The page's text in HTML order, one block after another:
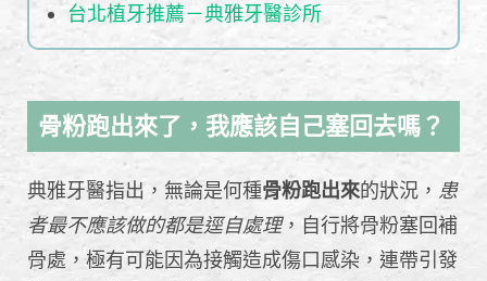
台北植牙推薦－典雅牙醫診所
骨粉跑出來了，我應該自己塞回去嗎？
典雅牙醫指出，無論是何種骨粉跑出來的狀況， 患
者最不應該做的都是逕自處理，自行將骨粉塞回補
骨處，極有可能因為接觸造成傷口感染，連帶引發